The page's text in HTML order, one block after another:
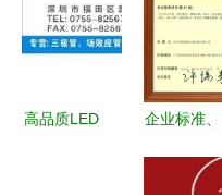
法律策略与
实践
实践解析
高品质LED
企业标准、
食品许可证